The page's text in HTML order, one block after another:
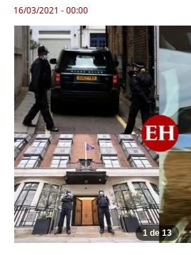
16/03/2021 - 00:00
1 de 13